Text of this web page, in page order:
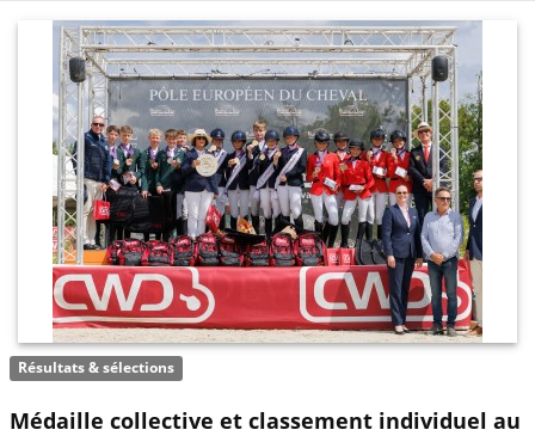
Résultats & sélections
Médaille collective et classement individuel au